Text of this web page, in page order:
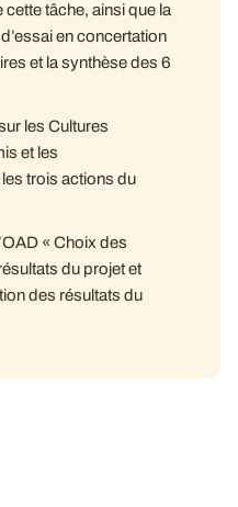
tâche, ainsi que la
en concertation
et la synthèse des 6
les Cultures
et les
trois actions du
« Choix des
du projet et
des résultats du